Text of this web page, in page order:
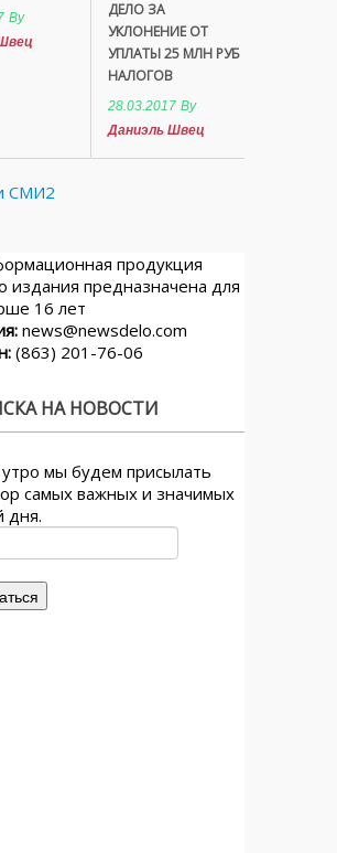
By
ДЕЛО ЗА
УКЛОНЕНИЕ ОТ
УПЛАТЫ 25 МЛН РУБ
НАЛОГОВ
28.03.2017 By
Даниэль Швец
СМИ2
продукция
издания предназначена для
16 лет
news@newsdelo.com
(863) 201-76-06
НА НОВОСТИ
мы будем присылать
самых важных и значимых
дня.